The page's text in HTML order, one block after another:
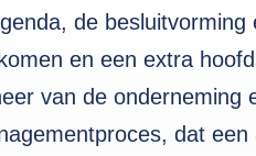
de besluitvorming
en een extra
van de onderneming
dat